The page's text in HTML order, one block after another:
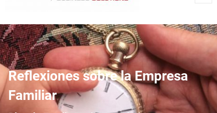
Reflexiones sobre la Empresa
Familiar